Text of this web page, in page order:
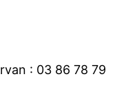
: 03 86 78 79